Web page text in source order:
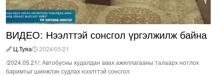
ВИДЕО: Нээлттэй сонсгол үргэлжилж байна
Ц.Туяа
2024/05/21
/2024.05.21/: Автобусны худалдан авах ажиллагааны талаарх нотлох
баримтыг шинжлэн судлах нээлттэй сонсгол